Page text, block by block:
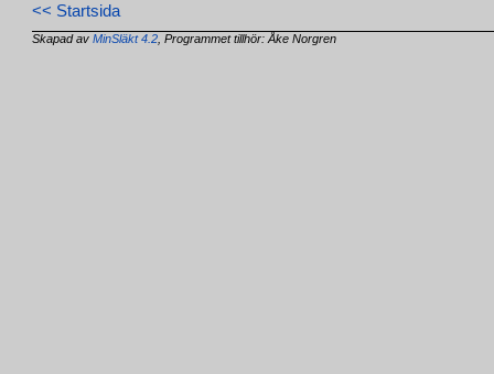
<< Startsida
Skapad avMinSläkt 4.2 , Programmet tillhör: Åke Norgren